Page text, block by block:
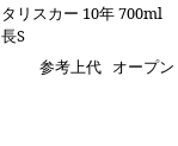
タリスカー 10年 700ml
長S
参考上代 オープン